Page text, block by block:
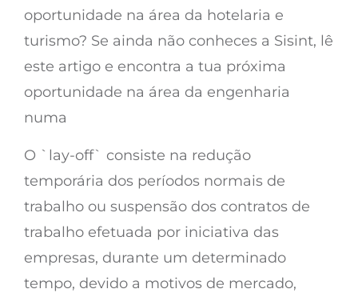
oportunidade na área da hotelaria e
turismo? Se ainda não conheces a Sisint, lê
este artigo e encontra a tua próxima
oportunidade na área da engenharia
numa
O `lay-off` consiste na redução
temporária dos períodos normais de
trabalho ou suspensão dos contratos de
trabalho efetuada por iniciativa das
empresas, durante um determinado
tempo, devido a motivos de mercado,